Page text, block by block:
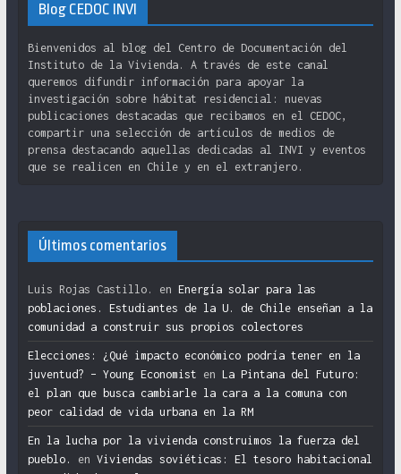
Blog CEDOC INVI
Bienvenidos al blog del Centro de Documentación del
Instituto de la Vivienda. A través de este canal
queremos difundir información para apoyar la
investigación sobre hábitat residencial: nuevas
publicaciones destacadas que recibamos en el CEDOC,
compartir una selección de artículos de medios de
prensa destacando aquellas dedicadas al INVI y eventos
que se realicen en Chile y en el extranjero.
Últimos comentarios
Luis Rojas Castillo. en Energía solar para las
poblaciones. Estudiantes de la U. de Chile enseñan a la
comunidad a construir sus propios colectores
Elecciones: ¿Qué impacto económico podría tener en la
juventud? – Young Economist en La Pintana del Futuro:
el plan que busca cambiarle la cara a la comuna con
peor calidad de vida urbana en la RM
En la lucha por la vivienda construimos la fuerza del
pueblo.
en Viviendas soviéticas: El tesoro habitacional